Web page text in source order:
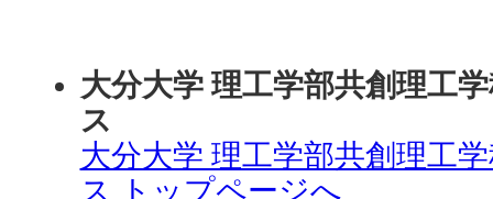
大分大学 理工学部共創理工
ス
大分大学 理工学部共創理工
ス トップページへ